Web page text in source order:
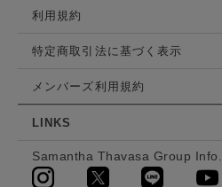
利用規約
特定商取引法に基づく表示
メンバーズ利用規約
LINKS
Samantha Thavasa Group Info.